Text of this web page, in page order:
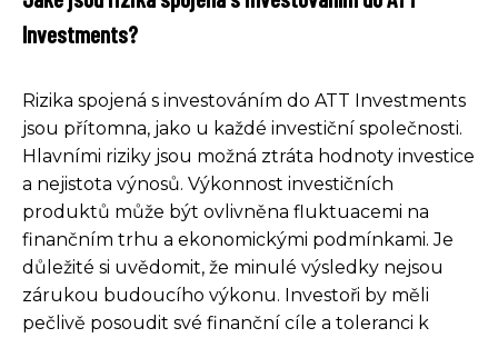
Investments?
Rizika spojená s investováním do ATT Investments
jsou přítomna, jako u každé investiční společnosti.
Hlavními riziky jsou možná ztráta hodnoty investice
a nejistota výnosů. Výkonnost investičních
produktů může být ovlivněna fluktuacemi na
finančním trhu a ekonomickými podmínkami. Je
důležité si uvědomit, že minulé výsledky nejsou
zárukou budoucího výkonu. Investoři by měli
pečlivě posoudit své finanční cíle a toleranci k